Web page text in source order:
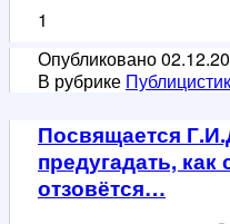
1
Опубликовано
В рубрике
Посвящается
предугадать,
отзовётся…